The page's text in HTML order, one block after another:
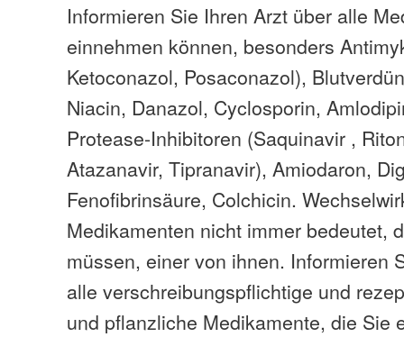
Informieren Sie Ihren Arzt über alle
einnehmen können, besonders
Ketoconazol, Posaconazol),
Niacin, Danazol, Cyclosporin,
Protease-Inhibitoren (Saquinavir ,
Atazanavir, Tipranavir), Amiodaron,
Fenofibrinsäure, Colchicin.
Medikamenten nicht immer bedeutet,
müssen, einer von ihnen. Informieren
alle verschreibungspflichtige und
und pflanzliche Medikamente, die Sie